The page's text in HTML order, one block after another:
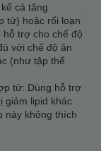
cả tăng
tử) hoặc rối loạn
hỗ trợ cho chế độ
với chế độ ăn
(như tập thể
tử: Dùng hỗ trợ
giảm lipid khác
này không thích